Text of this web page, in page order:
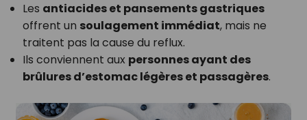
Les antiacides et pansements gastriques
offrent un soulagement immédiat, mais ne
traitent pas la cause du reflux.
Ils conviennent aux personnes ayant des
brûlures d’estomac légères et passagères.